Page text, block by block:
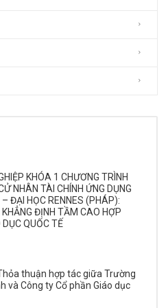
KHÓA 1 CHƯƠNG TRÌNH
CỬ NHÂN TÀI CHÍNH ỨNG DỤNG
– ĐẠI HỌC RENNES (PHÁP):
KHẲNG ĐỊNH TẦM CAO HỢP
QUỐC TẾ
Thỏa thuận hợp tác giữa Trường
và Công ty Cổ phần Giáo dục